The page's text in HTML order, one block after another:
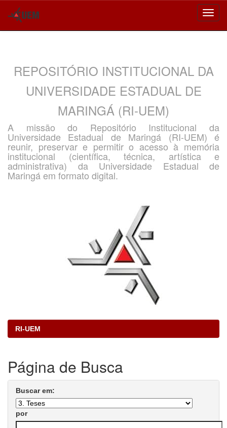
REPOSITÓRIO INSTITUCIONAL DA
UNIVERSIDADE ESTADUAL DE
MARINGÁ (RI-UEM)
A missão do Repositório Institucional da
Universidade Estadual de Maringá (RI-UEM) é
reunir, preservar e permitir o acesso à memória
institucional (científica, técnica, artística e
administrativa) da Universidade Estadual de
Maringá em formato digital.
RI-UEM
Página de Busca
Buscar em:
por